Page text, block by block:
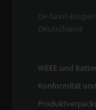
De-Saint-
Deutschland
WEEE und
Konformität